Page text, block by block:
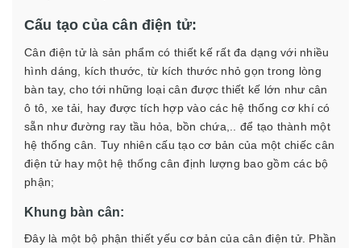
Cấu tạo của cân điện tử:
Cân điện tử là sản phẩm có thiết kế rất đa dạng với nhiều
hình dáng, kích thước, từ kích thước nhỏ gọn trong lòng
bàn tay, cho tới những loại cân được thiết kế lớn như cân
ô tô, xe tải, hay được tích hợp vào các hệ thống cơ khí có
sẵn như đường ray tầu hỏa, bồn chứa,.. để tạo thành một
hệ thống cân. Tuy nhiên cấu tạo cơ bản của một chiếc cân
điện tử hay một hệ thống cân định lượng bao gồm các bộ
phận;
Khung bàn cân:
Đây là một bộ phận thiết yếu cơ bản của cân điện tử. Phần